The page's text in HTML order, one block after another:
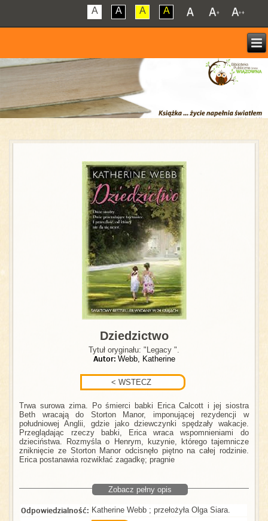
A A A A
Dziedzictwo
Tytuł oryginału: "Legacy ".
Autor: Webb, Katherine
Trwa surowa zima. Po śmierci babki Erica Calcott i jej siostra
Beth wracają do Storton Manor, imponującej rezydencji w
południowej Anglii, gdzie jako dziewczynki spędzały wakacje.
Przeglądając rzeczy babki, Erica wraca wspomnieniami do
dzieciństwa. Rozmyśla o Henrym, kuzynie, którego tajemnicze
zniknięcie ze Storton Manor odcisnęło piętno na całej rodzinie.
Erica postanawia rozwikłać zagadkę; pragnie
Zobacz pełny opis
Odpowiedzialność: Katherine Webb ; przełożyła Olga Siara.